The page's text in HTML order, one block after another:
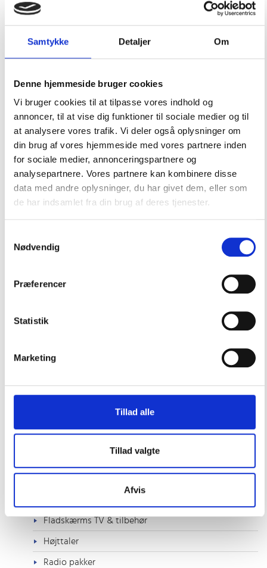
Samtykke Detaljer Om
Denne hjemmeside bruger cookies
Vi bruger cookies til at tilpasse vores indhold og
annoncer, til at vise dig funktioner til sociale medier og til
at analysere vores trafik. Vi deler også oplysninger om
din brug af vores hjemmeside med vores partnere inden
for sociale medier, annonceringspartnere og
analysepartnere. Vores partnere kan kombinere disse
data med andre oplysninger, du har givet dem, eller som
de har indsamlet fra din brug af deres tjenester.
Nødvendig
Præferencer
Statistik
Marketing
Tillad alle
Tillad valgte
Afvis
El & Batterier
Fendere & Bøjer
Flag, Årer & Bådshager
Gaveidéer til sejleren
Gavekort til Marineudstyr
Helt friske nyheder i shoppen
Lanterner & Lys
Motordele & Tilbehør
AIS
GPS tracker
Kombi instrumenter
Kortplotter
Fladskærms TV & tilbehør
Højttaler
Radio pakker